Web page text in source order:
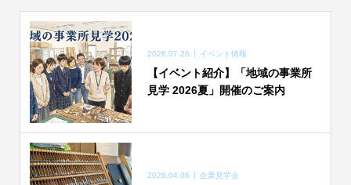
2026.07.26 イベント情報
【イベント紹介】「地域の事業所
見学 2026夏」開催のご案内
2026.04.06 企業見学会